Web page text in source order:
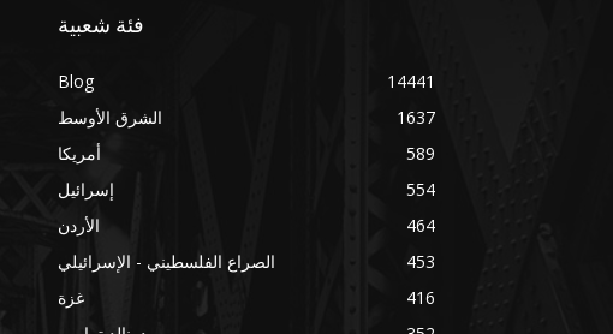
فئة شعبية
Blog
14441
الشرق الأوسط
1637
أمريكا
589
إسرائيل
554
الأردن
464
الصراع الفلسطيني - الإسرائيلي
453
غزة
416